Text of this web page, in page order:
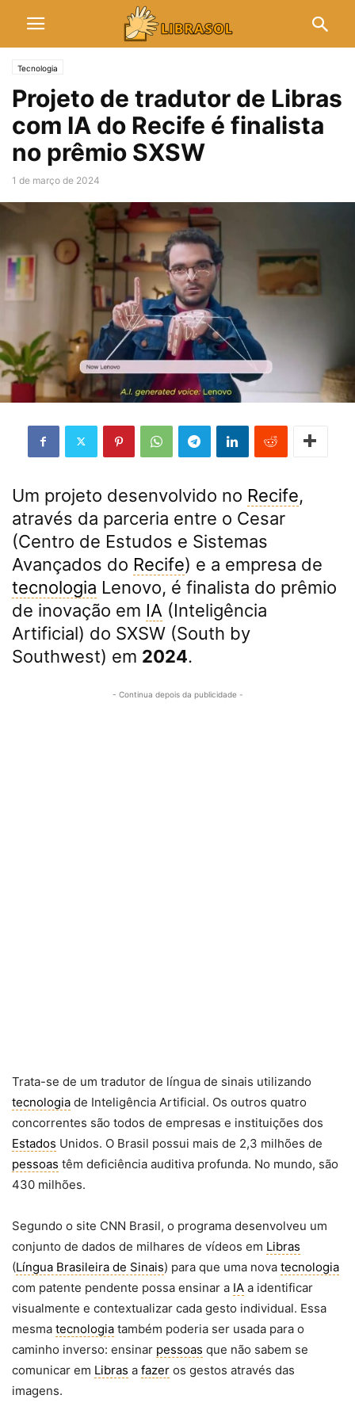
Tecnologia
Projeto de tradutor de Libras
com IA do Recife é finalista
no prêmio SXSW
1 de março de 2024
Um projeto desenvolvido no Recife,
através da parceria entre o Cesar
(Centro de Estudos e Sistemas
Avançados do Recife) e a empresa de
tecnologia Lenovo, é finalista do prêmio
de inovação em IA (Inteligência
Artificial) do SXSW (South by
Southwest) em 2024.
- Continua depois da publicidade -
Trata-se de um tradutor de língua de sinais utilizando
tecnologia de Inteligência Artificial. Os outros quatro
concorrentes são todos de empresas e instituições dos
Estados Unidos. O Brasil possui mais de 2,3 milhões de
pessoas têm deficiência auditiva profunda. No mundo, são
430 milhões.
Segundo o site CNN Brasil, o programa desenvolveu um
conjunto de dados de milhares de vídeos em Libras
(Língua Brasileira de Sinais) para que uma nova tecnologia
com patente pendente possa ensinar a IA a identificar
visualmente e contextualizar cada gesto individual. Essa
mesma tecnologia também poderia ser usada para o
caminho inverso: ensinar pessoas que não sabem se
comunicar em Libras a fazer os gestos através das
imagens.